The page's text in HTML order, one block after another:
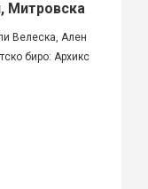
Митровска
Велеска, Ален
биро: Архикс